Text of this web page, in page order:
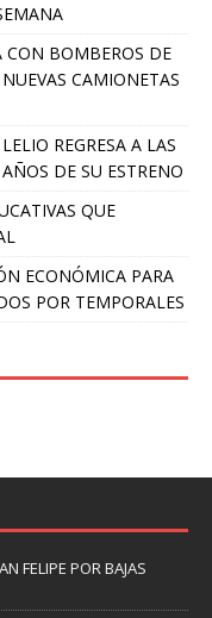
CON BOMBEROS DE
CAMIONETAS
REGRESA A LAS
DE SU ESTRENO
QUE
ECONÓMICA PARA
POR TEMPORALES
FELIPE POR BAJAS